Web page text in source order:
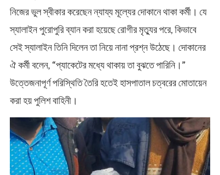
নিজের ভুল স্বীকার করেছেন ন্যায্য মূল্যের দোকানে থাকা কর্মী। যে
স্যালাইন পুরোপুরি ব্যান করা হয়েছে রোগীর মৃত্যুর পরে, কিভাবে
সেই স্যালাইন তিনি দিলেন তা নিয়ে নানা প্রশ্ন উঠেছে। দোকানের
ঐ কর্মী বলেন, “প্যাকেটের মধ্যে থাকায় তা বুঝতে পারিনি।”
উত্তেজনাপূর্ণ পরিস্থিতি তৈরি হতেই হাসপাতাল চত্বরের মোতায়েন
করা হয় পুলিশ বাহিনী।